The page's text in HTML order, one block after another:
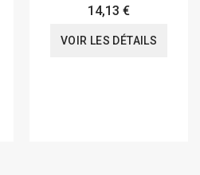
14,13 €
VOIR LES DÉTAILS